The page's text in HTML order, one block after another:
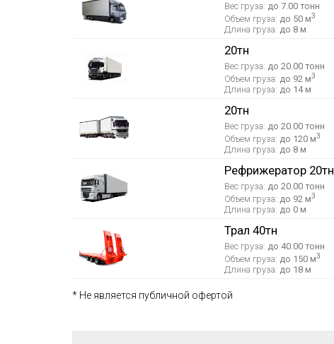
Вес груза: до 7.00 тонн
Объем груза: до 50 м3
Длина груза: до 8 м
20тн
Вес груза: до 20.00 тонн
Объем груза: до 92 м3
Длина груза: до 14 м
20тн
Вес груза: до 20.00 тонн
Объем груза: до 120 м3
Длина груза: до 8 м
Рефрижератор 20тн
Вес груза: до 20.00 тонн
Объем груза: до 92 м3
Длина груза: до 0 м
Трал 40тн
Вес груза: до 40.00 тонн
Объем груза: до 150 м3
Длина груза: до 18 м
* Не является публичной офертой